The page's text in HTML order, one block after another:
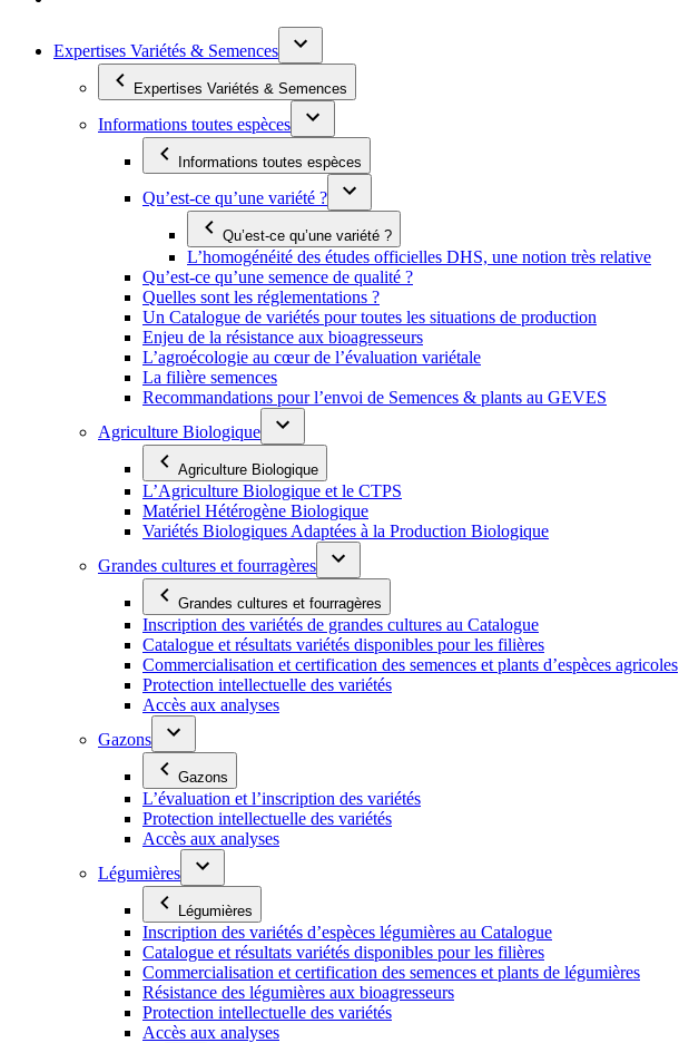
Expertises Variétés & Semences
Expertises Variétés & Semences
Informations toutes espèces
Informations toutes espèces
Qu’est-ce qu’une variété ?
Qu’est-ce qu’une variété ?
L’homogénéité des études officielles DHS, une notion très relative
Qu’est-ce qu’une semence de qualité ?
Quelles sont les réglementations ?
Un Catalogue de variétés pour toutes les situations de production
Enjeu de la résistance aux bioagresseurs
L’agroécologie au cœur de l’évaluation variétale
La filière semences
Recommandations pour l’envoi de Semences & plants au GEVES
Agriculture Biologique
Agriculture Biologique
L’Agriculture Biologique et le CTPS
Matériel Hétérogène Biologique
Variétés Biologiques Adaptées à la Production Biologique
Grandes cultures et fourragères
Grandes cultures et fourragères
Inscription des variétés de grandes cultures au Catalogue
Catalogue et résultats variétés disponibles pour les filières
Commercialisation et certification des semences et plants d’espèces agricoles
Protection intellectuelle des variétés
Accès aux analyses
Gazons
Gazons
L’évaluation et l’inscription des variétés
Protection intellectuelle des variétés
Accès aux analyses
Légumières
Légumières
Inscription des variétés d’espèces légumières au Catalogue
Catalogue et résultats variétés disponibles pour les filières
Commercialisation et certification des semences et plants de légumières
Résistance des légumières aux bioagresseurs
Protection intellectuelle des variétés
Accès aux analyses